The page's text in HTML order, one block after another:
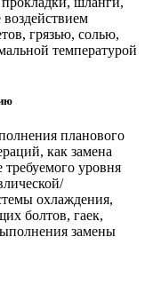
грязью, солью,
температурой
планового
как замена
уровня
охлаждения,
болтов, гаек,
замены